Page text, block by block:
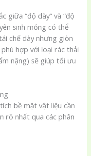
giữa “độ dày” và “độ
sinh mỏng có thể
chế dày nhưng giòn
hợp với loại rác thải
nặng) sẽ giúp tối ưu
bề mặt vật liệu cần
rõ nhất qua các phân